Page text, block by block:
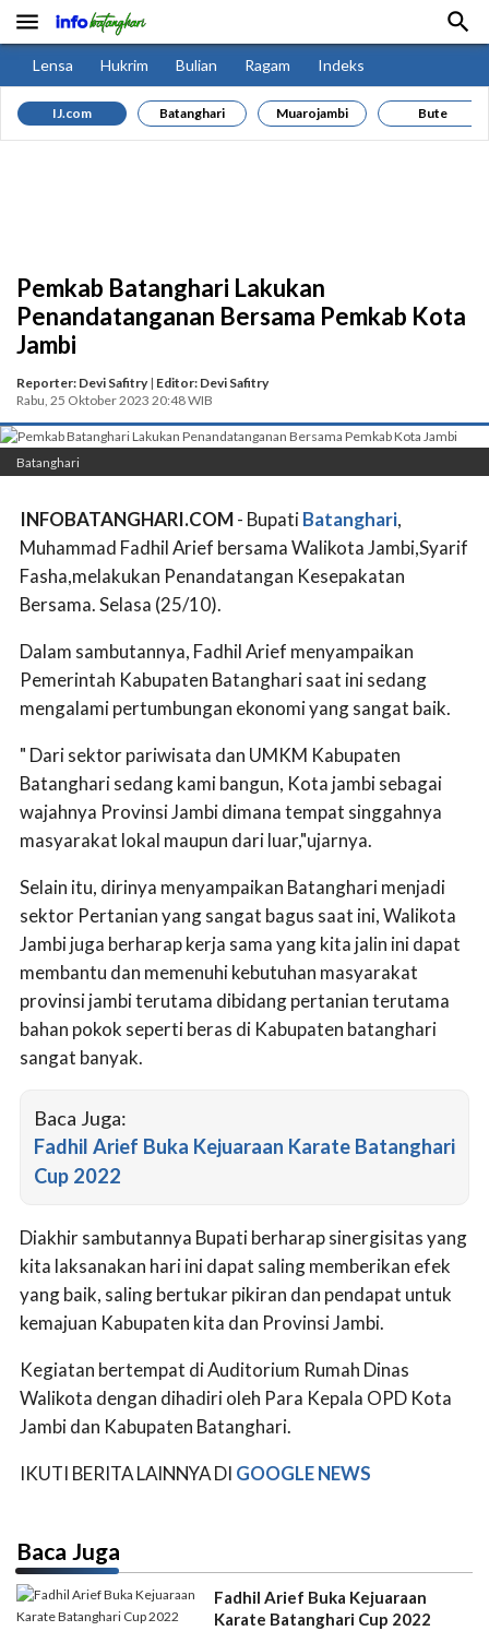
 
Lensa Hukrim Bulian Ragam Indeks
IJ.com Batanghari Muarojambi Bute
Pemkab Batanghari Lakukan
Penandatanganan Bersama Pemkab Kota
Jambi
Reporter: Devi Safitry| Editor: Devi Safitry
Rabu, 25 Oktober 2023 20:48 WIB
Batanghari
INFOBATANGHARI.COM- BupatiBatanghari,
Muhammad Fadhil Arief bersama Walikota Jambi,Syarif
Fasha,melakukan Penandatangan Kesepakatan
Bersama. Selasa (25/10).
Dalam sambutannya, Fadhil Arief menyampaikan
Pemerintah Kabupaten Batanghari saat ini sedang
mengalami pertumbungan ekonomi yang sangat baik.
" Dari sektor pariwisata dan UMKM Kabupaten
Batanghari sedang kami bangun, Kota jambi sebagai
wajahnya Provinsi Jambi dimana tempat singgahnya
masyarakat lokal maupun dari luar,"ujarnya.
Selain itu, dirinya menyampaikan Batanghari menjadi
sektor Pertanian yang sangat bagus saat ini, Walikota
Jambi juga berharap kerja sama yang kita jalin ini dapat
membantu dan memenuhi kebutuhan masyarakat
provinsi jambi terutama dibidang pertanian terutama
bahan pokok seperti beras di Kabupaten batanghari
sangat banyak.
Baca Juga:
Fadhil Arief Buka Kejuaraan Karate Batanghari
Cup 2022
Diakhir sambutannya Bupati berharap sinergisitas yang
kita laksanakan hari ini dapat saling memberikan efek
yang baik, saling bertukar pikiran dan pendapat untuk
kemajuan Kabupaten kita dan Provinsi Jambi.
Kegiatan bertempat di Auditorium Rumah Dinas
Walikota dengan dihadiri oleh Para Kepala OPD Kota
Jambi dan Kabupaten Batanghari.
IKUTI BERITA LAINNYA DI GOOGLE NEWS
Baca Juga
Fadhil Arief Buka Kejuaraan
Karate Batanghari Cup 2022